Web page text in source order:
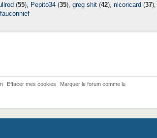
(55), Pepito34 (35), greg shit (42), nicoricard (37),
fauconnief
Effacer mes cookies Marquer le forum comme lu